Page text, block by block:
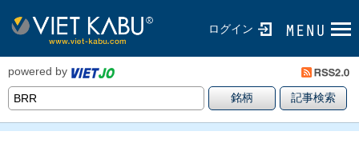
ログイン
powered by